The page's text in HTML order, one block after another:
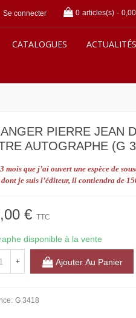
Se connecter 0 articles(s) -
CATALOGUES
ACTUALITÉS
PIERRE JEAN
AUTOGRAPHE (G
mois que j’ai ouvert une espèce de
je suis l’éditeur, il contiendra de
€ TTC
disponible à la vente
+ Ajouter Au Panier
G 3418